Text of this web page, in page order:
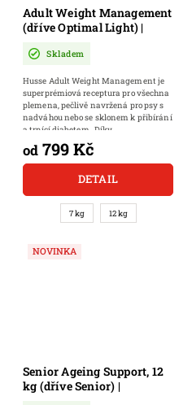
Adult Weight Management
(dříve Optimal Light) |
obilovin pro psy s
na váze nebo trpící
diabetem (cukrovkou)
Skladem
od 799 Kč
DETAIL
Husse Adult Weight Management je
superprémiová receptura pro všechna
plemena, pečlivě navržená pro psy s
nadváhou nebo se sklonem k přibírání
a trpící diabetem. Díky...
7 kg 12 kg
NOVINKA
Senior Ageing Support, 12
kg (dříve Senior) |